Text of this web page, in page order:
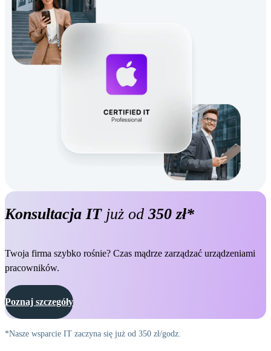
Konsultacja IT już od 350 zł*
Twoja firma szybko rośnie? Czas mądrze zarządzać urządzeniami
pracowników.
Poznaj szczegóły
*Nasze wsparcie IT zaczyna się już od 350 zł/godz.